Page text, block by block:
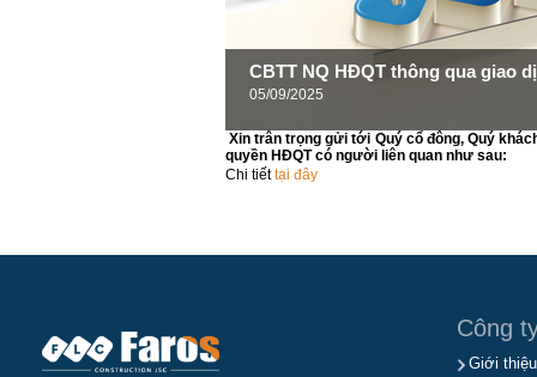
CBTT NQ HĐQT thông qua giao
05/09/2025
Xin trân trọng gửi tới Quý cổ đông, Quý
quyền HĐQT có người liên quan như sau:
Chi tiếttại đây
Công
Giới thiệu